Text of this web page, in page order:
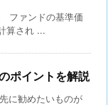
ファンドの基準価
算され ...
ポイントを解説
に勧めたいものが